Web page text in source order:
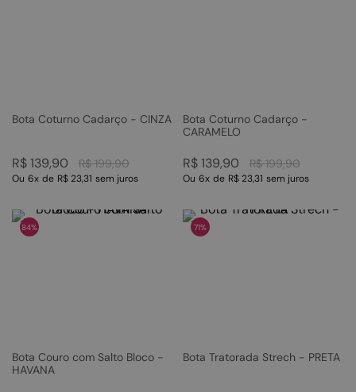
Bota Coturno Cadarço - CINZA
R$ 199,90
R$139,90
Ou 6x de R$ 23,31 sem juros
Bota Coturno Cadarço -
CARAMELO
R$ 199,90
R$139,90
Ou 6x de R$ 23,31 sem juros
84%
Bota Couro com Salto Bloco -
HAVANA
71%
Bota Tratorada Strech - PRETA